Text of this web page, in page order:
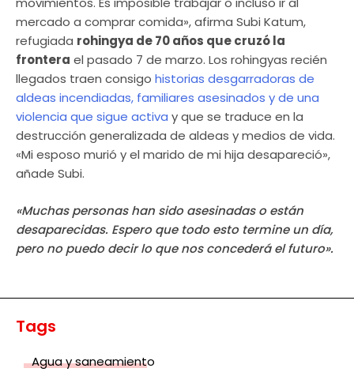
mercado a comprar comida», afirma Subi Katum,
refugiada rohingya de 70 años que cruzó la
frontera el pasado 7 de marzo. Los rohingyas recién
llegados traen consigo historias desgarradoras de
aldeas incendiadas, familiares asesinados y de una
violencia que sigue activa y que se traduce en la
destrucción generalizada de aldeas y medios de vida.
«Mi esposo murió y el marido de mi hija desapareció»,
añade Subi.
«Muchas personas han sido asesinadas o están
desaparecidas. Espero que todo esto termine un día,
pero no puedo decir lo que nos concederá el futuro».
Tags
Agua y saneamiento